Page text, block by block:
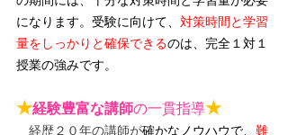
になります。受験に向けて、 対策時間と学習
量をしっかりと確保できるのは、完全１対１
授業の強みです。
★経験豊富な講師の一貫指導★
経歴２０年の講師が確かなノウハウで、 難